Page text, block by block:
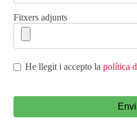
Fitxers adjunts
He llegit i accepto la política